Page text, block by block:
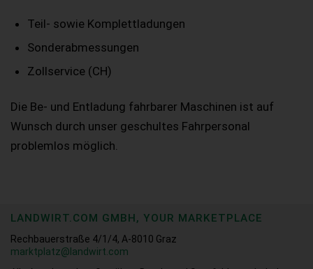
Teil- sowie Komplettladungen
Sonderabmessungen
Zollservice (CH)
Die Be- und Entladung fahrbarer Maschinen ist auf
Wunsch durch unser geschultes Fahrpersonal
problemlos möglich.
LANDWIRT.COM GMBH, YOUR MARKETPLACE
Rechbauerstraße 4/1/4, A-8010 Graz
marktplatz@landwirt.com